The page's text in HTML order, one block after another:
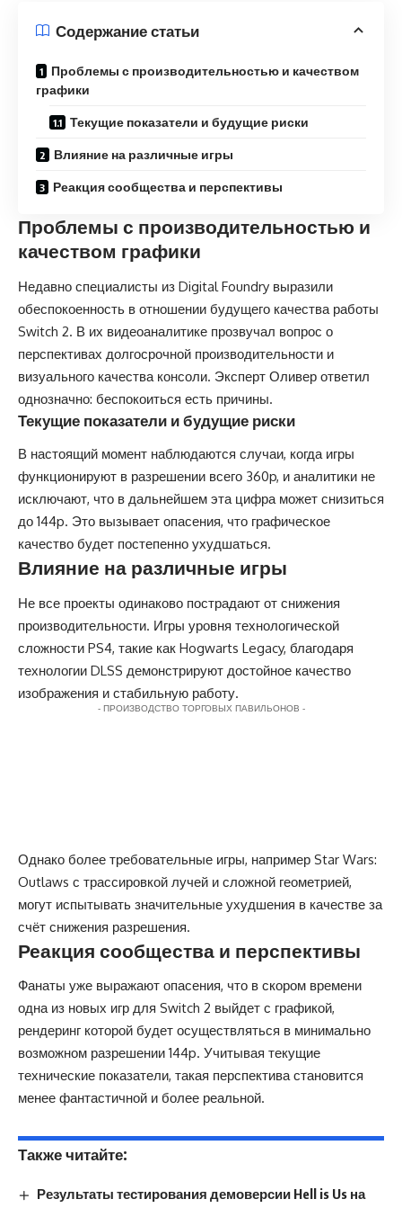
Содержание статьи
Проблемы с производительностью и качеством
графики
Текущие показатели и будущие риски
Влияние на различные игры
Реакция сообщества и перспективы
Проблемы с производительностью и
качеством графики
Недавно специалисты из Digital Foundry выразили
обеспокоенность в отношении будущего качества работы
Switch 2. В их видеоаналитике прозвучал вопрос о
перспективах долгосрочной производительности и
визуального качества консоли. Эксперт Оливер ответил
однозначно: беспокоиться есть причины.
Текущие показатели и будущие риски
В настоящий момент наблюдаются случаи, когда игры
функционируют в разрешении всего 360p, и аналитики не
исключают, что в дальнейшем эта цифра может снизиться
до 144p. Это вызывает опасения, что графическое
качество будет постепенно ухудшаться.
Влияние на различные игры
Не все проекты одинаково пострадают от снижения
производительности. Игры уровня технологической
сложности PS4, такие как Hogwarts Legacy, благодаря
технологии DLSS демонстрируют достойное качество
изображения и стабильную работу.
- ПРОИЗВОДСТВО ТОРГОВЫХ ПАВИЛЬОНОВ -
Однако более требовательные игры, например Star Wars:
Outlaws с трассировкой лучей и сложной геометрией,
могут испытывать значительные ухудшения в качестве за
счёт снижения разрешения.
Реакция сообщества и перспективы
Фанаты уже выражают опасения, что в скором времени
одна из новых игр для Switch 2 выйдет с графикой,
рендеринг которой будет осуществляться в минимально
возможном разрешении 144p. Учитывая текущие
технические показатели, такая перспектива становится
менее фантастичной и более реальной.
Также читайте:
Результаты тестирования демоверсии Hell is Us на